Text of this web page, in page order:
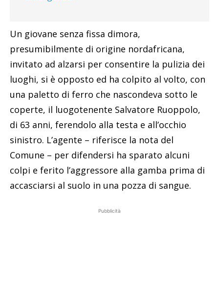
Un giovane senza fissa dimora,
presumibilmente di origine nordafricana,
invitato ad alzarsi per consentire la pulizia dei
luoghi, si è opposto ed ha colpito al volto, con
una paletto di ferro che nascondeva sotto le
coperte, il luogotenente Salvatore Ruoppolo,
di 63 anni, ferendolo alla testa e all’occhio
sinistro. L’agente – riferisce la nota del
Comune – per difendersi ha sparato alcuni
colpi e ferito l’aggressore alla gamba prima di
accasciarsi al suolo in una pozza di sangue.
Pubblicità